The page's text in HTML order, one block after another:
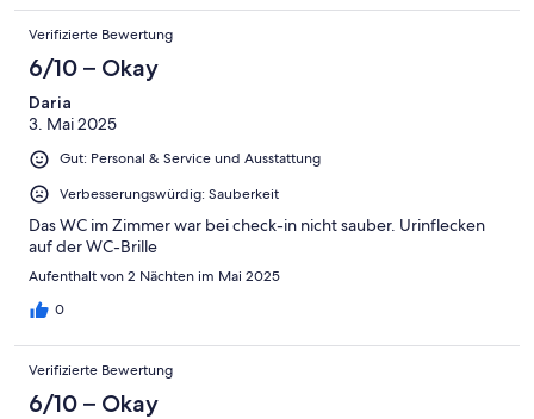
Verifizierte Bewertung
6/10 – Okay
Daria
3. Mai 2025
Gut: Personal & Service und Ausstattung
Verbesserungswürdig: Sauberkeit
Das WC im Zimmer war bei check-in nicht sauber. Urinflecken
auf der WC-Brille
Aufenthalt von 2 Nächten im Mai 2025
0
Verifizierte Bewertung
6/10 – Okay